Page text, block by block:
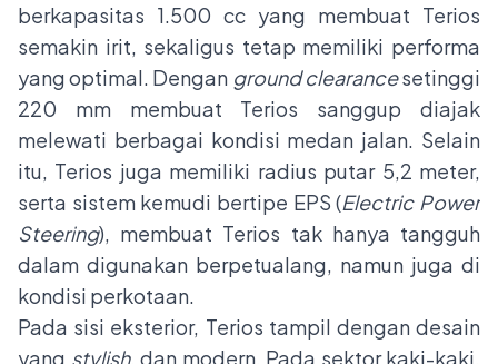
berkapasitas 1.500 cc yang membuat Terios
semakin irit, sekaligus tetap memiliki performa
yang optimal. Dengan ground clearancesetinggi
220 mm membuat Terios sanggup diajak
melewati berbagai kondisi medan jalan. Selain
itu, Terios juga memiliki radius putar 5,2 meter,
serta sistem kemudi bertipe EPS (Electric Power
Steering), membuat Terios tak hanya tangguh
dalam digunakan berpetualang, namun juga di
kondisi perkotaan.
Pada sisi eksterior, Terios tampil dengan desain
yang stylish, dan modern. Pada sektor kaki-kaki,